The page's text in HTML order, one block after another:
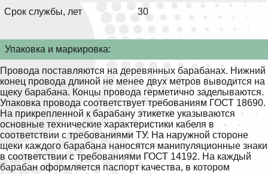
Срок службы, лет 30
Упаковка и маркировка:
Провода поставляются на деревянных барабанах. Нижний
конец провода длиной не менее двух метров выводится на
щеку барабана. Концы провода герметично заделываются.
Упаковка провода соответствует требованиям ГОСТ 18690.
На прикрепленной к барабану этикетке указываются
основные технические характеристики кабеля в
соответствии с требованиями ТУ. На наружной стороне
щеки каждого барабана наносятся манипуляционные знаки
в соответствии с требованиями ГОСТ 14192. На каждый
барабан оформляется паспорт качества, в котором